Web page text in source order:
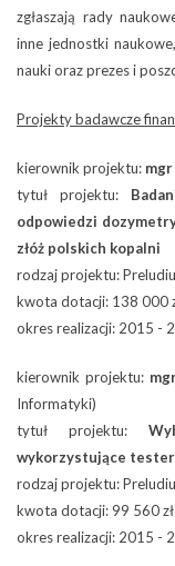
zgłaszają rady
inne jednostki
nauki oraz prezes i
Projekty badawcze
kierownik projektu:
tytuł projektu:
odpowiedzi
złóż polskich kopalni
rodzaj projektu:
kwota dotacji: 138 000
okres realizacji: 2015 -
kierownik projektu:
Informatyki)
tytuł projektu:
wykorzystujące
rodzaj projektu:
kwota dotacji: 99 560 zł
okres realizacji: 2015 -